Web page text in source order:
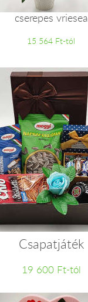
cserepes vriesea
15 564 Ft-tól
Csapatjáték
19 600 Ft-tól